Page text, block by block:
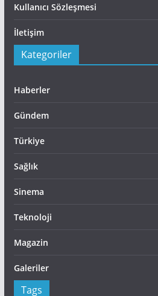
Kullanıcı Sözleşmesi
İletişim
Kategoriler
Haberler
Gündem
Türkiye
Sağlık
Sinema
Teknoloji
Magazin
Galeriler
Tags